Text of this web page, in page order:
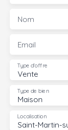
Nom
Email
Vente
Type d'offre
Maison
Type de bien
Saint-Martin-
Localisation